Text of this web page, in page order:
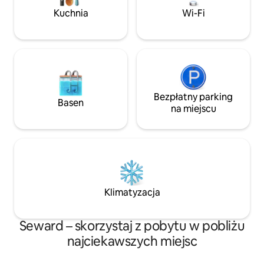
oferuje 5
Kuchnia Wi-Fi
Basen
Bezpłatny parking
na miejscu
Klimatyzacja
Seward – skorzystaj z pobytu w pobliżu
najciekawszych miejsc